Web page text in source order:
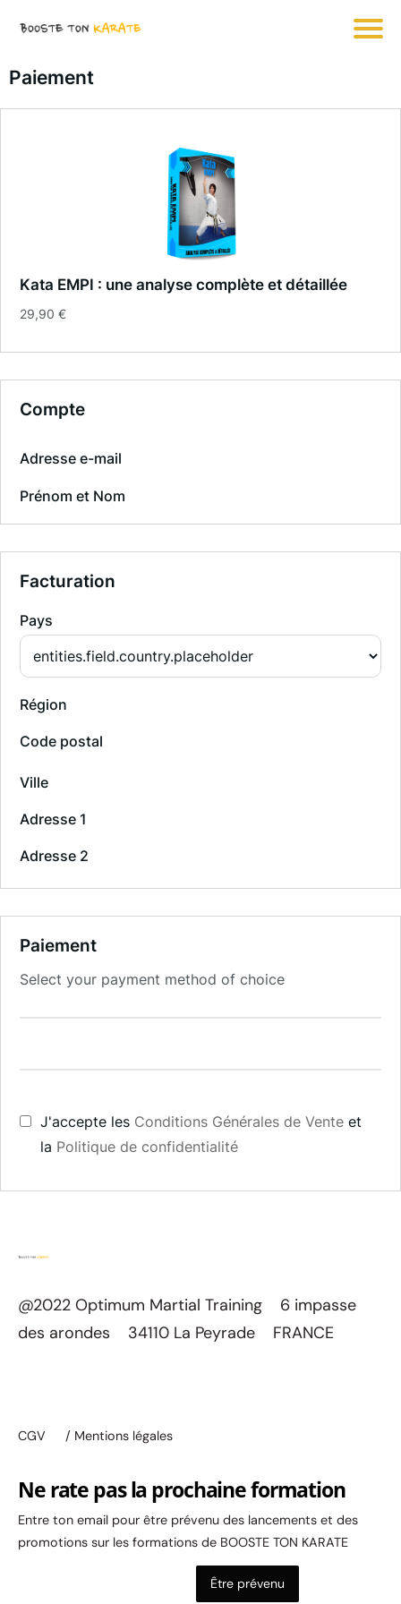
Paiement
Compte
Adresse e-mail
Prénom et Nom
Facturation
Pays
Région
Code postal
Ville
Adresse 1
Adresse 2
Paiement
Select your payment method of choice
J'accepte les Conditions Générales de Vente et
la Politique de confidentialité
Kata EMPI : une analyse complète et détaillée
29,90 €
@2022 Optimum Martial Training 6 impasse
des arondes 34110 La Peyrade FRANCE
CGV / Mentions légales
Ne rate pas la prochaine formation
Entre ton email pour être prévenu des lancements et des
promotions sur les formations de BOOSTE TON KARATE
Être prévenu